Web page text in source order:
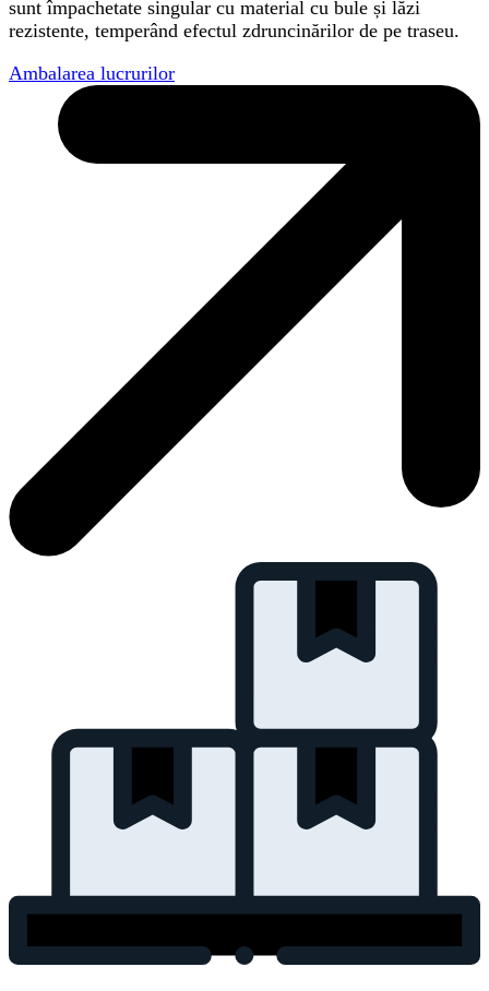
sunt împachetate singular cu material cu bule și lăzi
rezistente, temperând efectul zdruncinărilor de pe traseu.
Ambalarea lucrurilor